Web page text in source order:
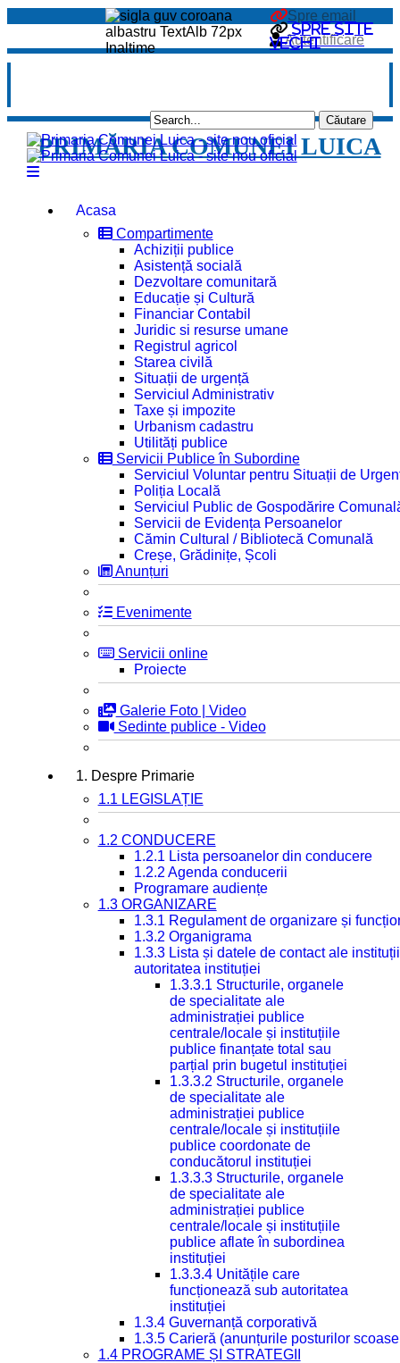
Spre site
vechi
Spre email
Autentificare
PRIMĂRIA COMUNEI LUICA
Acasa
Compartimente
Achiziții publice
Asistență socială
Dezvoltare comunitară
Educație și Cultură
Financiar Contabil
Juridic si resurse umane
Registrul agricol
Starea civilă
Situații de urgență
Serviciul Administrativ
Taxe și impozite
Urbanism cadastru
Utilități publice
Servicii Publice în Subordine
Serviciul Voluntar pentru Situații de
Poliția Locală
Serviciul Public de Gospodărire
Servicii de Evidența Persoanelor
Cămin Cultural / Bibliotecă Comunală
Creșe, Grădinițe, Școli
Anunțuri
Evenimente
Servicii online
Proiecte
Galerie Foto | Video
Sedinte publice - Video
1. Despre Primarie
1.1 LEGISLAȚIE
1.2 CONDUCERE
1.2.1 Lista persoanelor din conducere
1.2.2 Agenda conducerii
Programare audiențe
1.3 ORGANIZARE
1.3.1 Regulament de organizare și
1.3.2 Organigrama
1.3.3 Lista și datele de contact ale
autoritatea instituției
1.3.3.1 Structurile, organele
de specialitate ale
administrației publice
centrale/locale și instituțiile
publice finanțate total sau
parțial prin bugetul instituției
1.3.3.2 Structurile, organele
de specialitate ale
administrației publice
centrale/locale și instituțiile
publice coordonate de
conducătorul instituției
1.3.3.3 Structurile, organele
de specialitate ale
administrației publice
centrale/locale și instituțiile
publice aflate în subordinea
instituției
1.3.3.4 Unitățile care
funcționează sub autoritatea
instituției
1.3.4 Guvernanță corporativă
1.3.5 Carieră (anunțurile posturilor
1.4 PROGRAME ȘI STRATEGII